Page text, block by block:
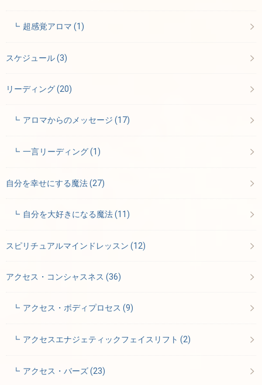
超感覚アロマ(1)
スケジュール(3)
リーディング(20)
アロマからのメッセージ(17)
一言リーディング(1)
自分を幸せにする魔法(27)
自分を大好きになる魔法(11)
スピリチュアルマインドレッスン (12)
アクセス・コンシャスネス (36)
アクセス・ボディプロセス(9)
アクセスエナジェティックフェイスリフト(2)
アクセス・バーズ(23)